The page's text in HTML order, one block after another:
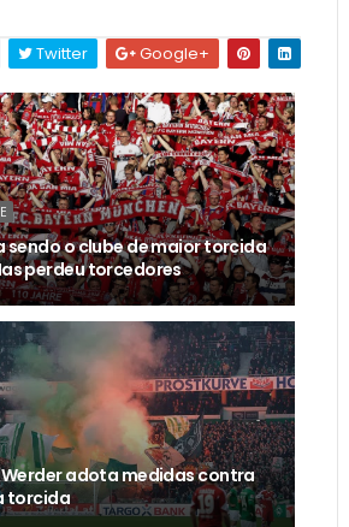
Twitter Google+
sendo o clube de maior torcida
perdeu torcedores
adota medidas contra
torcida